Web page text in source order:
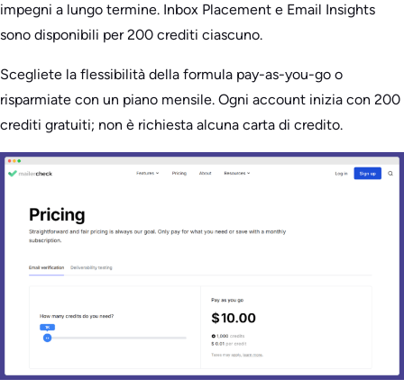
impegni a lungo termine. Inbox Placement e Email Insights
sono disponibili per 200 crediti ciascuno.
Scegliete la flessibilità della formula pay-as-you-go o
risparmiate con un piano mensile. Ogni account inizia con 200
crediti gratuiti; non è richiesta alcuna carta di credito.